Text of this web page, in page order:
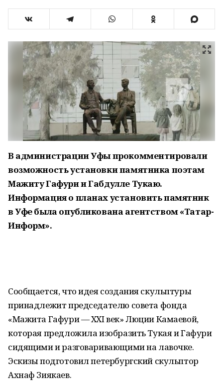
В администрации Уфы прокомментировали
возможность установки памятника поэтам
Мажиту Гафури и Габдулле Тукаю.
Информация о планах установить памятник
в Уфе была опубликована агентством «Татар-
Информ».
Сообщается, что идея создания скульптуры
принадлежит председателю совета фонда
«Мажита Гафури — XXI век» Люции Камаевой,
которая предложила изобразить Тукая и Гафури
сидящими и разговаривающими на лавочке.
Эскизы подготовил петербургский скульптор
Ахнаф Зиякаев.